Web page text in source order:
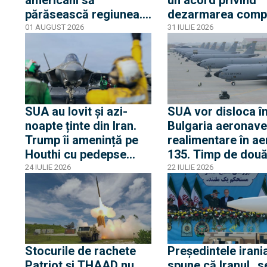
părăsească regiunea.
E așteptată
escaladarea războiului
din Iran
01 AUGUST 2026
dezarmarea
a Hamas. Israelul
„foarte sceptic”
31 IULIE 2026
SUA au lovit și azi-
noapte ținte din Iran.
Trump îi amenință pe
Houthi cu pedepse
militare severe.
Situația în regiune e
"scăpată de sub
control", spune ONU
24 IULIE 2026
SUA vor disloca în
Bulgaria
realimentare în
135. Timp de două
baza aeriană
va fi folosită
sprijinirea
Orientul Mijlociu
22 IULIE 2026
Stocurile de rachete
Președintele